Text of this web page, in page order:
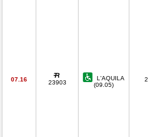
07.16 23903
L'AQUILA
(09.05)
2